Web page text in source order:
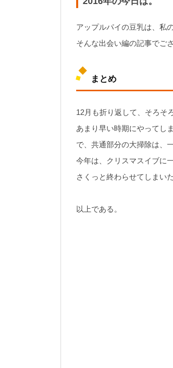
アップルパイの豆乳は、私
そんな出会い編の記事でご
まとめ
12月も折り返して、そろそ
あまり早い時期にやってし
で、共通部分の大掃除は、
今年は、クリスマスイブに
さくっと終わらせてしまいた
以上である。